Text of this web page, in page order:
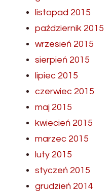
listopad 2015
październik 2015
wrzesień 2015
sierpień 2015
lipiec 2015
czerwiec 2015
maj 2015
kwiecień 2015
marzec 2015
luty 2015
styczeń 2015
grudzień 2014